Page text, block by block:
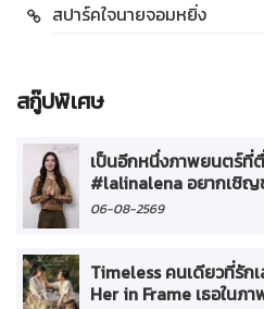
สปาร์คใจนายจอมหยิ่ง
สกู๊ปพิเศษ
เป็นอีกหนึ่งภาพยนตร์ที่ตื่
#lalinalena อยากเชิญ
06-08-2569
Timeless คนเดียวที่รัก
Her in Frame เธอในภา